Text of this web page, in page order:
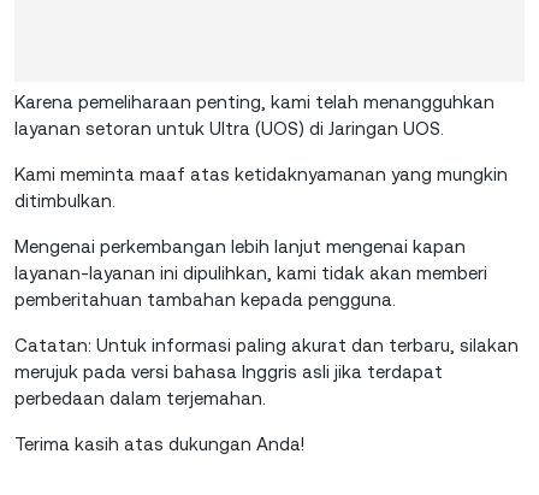
Karena pemeliharaan penting, kami telah menangguhkan
layanan setoran untuk Ultra (UOS) di Jaringan UOS.
Kami meminta maaf atas ketidaknyamanan yang mungkin
ditimbulkan.
Mengenai perkembangan lebih lanjut mengenai kapan
layanan-layanan ini dipulihkan, kami tidak akan memberi
pemberitahuan tambahan kepada pengguna.
Catatan: Untuk informasi paling akurat dan terbaru, silakan
merujuk pada versi bahasa Inggris asli jika terdapat
perbedaan dalam terjemahan.
Terima kasih atas dukungan Anda!